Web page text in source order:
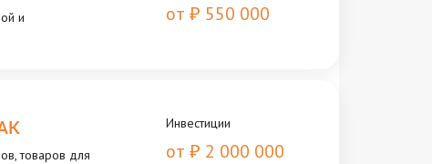
и
от ₽ 550 000
товаров для
Инвестиции
от ₽ 2 000 000